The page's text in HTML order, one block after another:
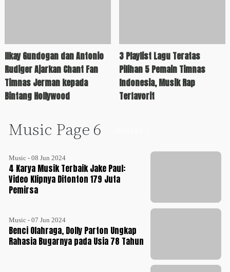
Ilkay Gundogan dan Antonio
Rudiger Ajarkan Chant Fan
Timnas Jerman kepada
Bintang Hollywood
3 Playlist Lagu Teratas
Pilihan 5 Pemain Timnas
Indonesia, Musik Rap
Terfavorit
Music Page 6
Music - 08 Jun 2024
4 Karya Musik Terbaik Jake Paul:
Video Klipnya Ditonton 179 Juta
Pemirsa
Music - 07 Jun 2024
Benci Olahraga, Dolly Parton Ungkap
Rahasia Bugarnya pada Usia 78 Tahun